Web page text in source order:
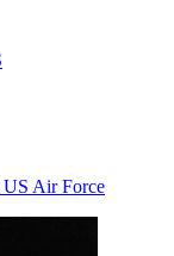
US Air Force